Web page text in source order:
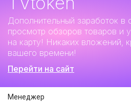
Дополнительный заработок в
просмотр обзоров товаров и
на карту! Никаких вложений,
вашего времени!
Перейти на сайт
Менеджер